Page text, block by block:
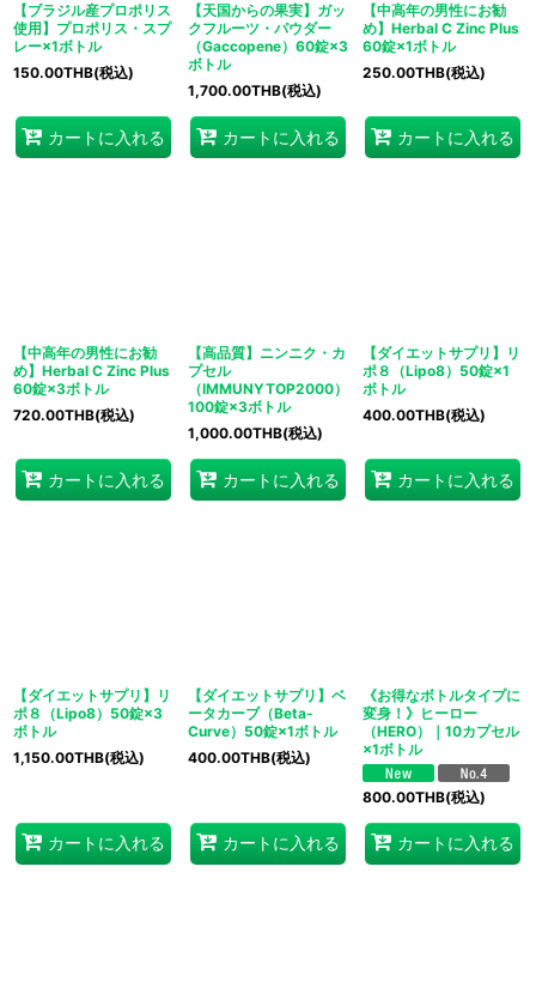
【ブラジル産プロポリス
使用】プロポリス・スプ
レー×1ボトル
150.00THB(税込)
カートに入れる
【天国からの果実】ガッ
クフルーツ・パウダー
（Gaccopene）60錠×3
ボトル
1,700.00THB(税込)
カートに入れる
【中高年の男性にお勧
め】Herbal C Zinc Plus
60錠×1ボトル
250.00THB(税込)
カートに入れる
【中高年の男性にお勧
め】Herbal C Zinc Plus
60錠×3ボトル
720.00THB(税込)
カートに入れる
【高品質】ニンニク・カ
プセル
（IMMUNYTOP2000）
100錠×3ボトル
1,000.00THB(税込)
カートに入れる
【ダイエットサプリ】リ
ポ８（Lipo8）50錠×1
ボトル
400.00THB(税込)
カートに入れる
【ダイエットサプリ】リ
ポ８（Lipo8）50錠×3
ボトル
1,150.00THB(税込)
カートに入れる
【ダイエットサプリ】ベ
ータカーブ（Beta-
Curve）50錠×1ボトル
400.00THB(税込)
カートに入れる
《お得なボトルタイプに
変身！》ヒーロー
（HERO）｜10カプセル
×1ボトル
800.00THB(税込)
カートに入れる